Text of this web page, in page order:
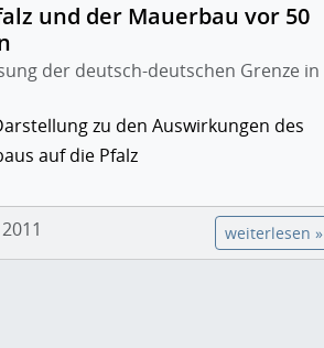
und der Mauerbau vor 50
der deutsch-deutschen Grenze in
zu den Auswirkungen des
auf die Pfalz
weiterlesen »